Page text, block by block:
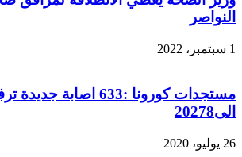
النواصر
1 سبتمبر، 2022
مستجدات كورونا :633
الى20278
26 يوليو، 2020